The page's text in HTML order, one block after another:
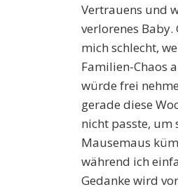
Vertrauens und
verlorenes
mich schlecht,
Familien-Chaos
würde frei
gerade diese
nicht passte, um
Mausemaus
während ich
Gedanke wird